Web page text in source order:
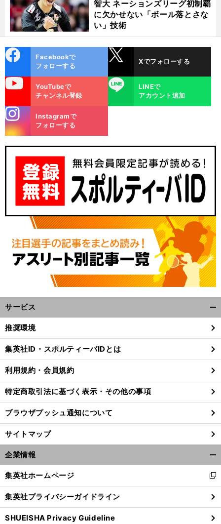
2024 ・
・
来
智大 ネーションズリーグ初制覇
に欠かせない「ボール落とさな
い」技術
ok
Facebookで
フォローする
Xでフォローする
YouTubeで
チャンネル登録
LINE
LINEで
アカウント追加
m
Instagramで
フォローする
サービス
閉
る
推奨環境
集英社ID・スポルティーバIDとは
利用規約・会員規約
特定商取引法に基づく表示・その他の事項
ブラウザプッシュ通知について
サイトマップ
企業情報
閉
る
集英社ホームページ
新
し
い
ウ
ィ
集英社プライバシーガイドライン
SHUEISHA Privacy Guideline